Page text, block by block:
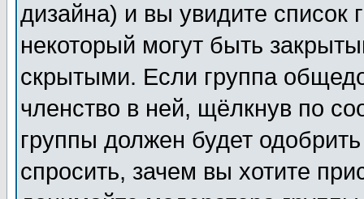
дизайна) и вы увидите список
некоторый могут быть
скрытыми. Если группа
членство в ней, щёлкнув по
группы должен будет
спросить, зачем вы хотите